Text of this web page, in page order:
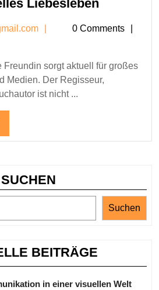
Liebesleben
neue
–
Alles
0 Comments
sorgt aktuell für großes
Medien. Der Regisseur,
ist nicht ...
SUCHEN
Suchen
BEITRÄGE
in einer visuellen Welt